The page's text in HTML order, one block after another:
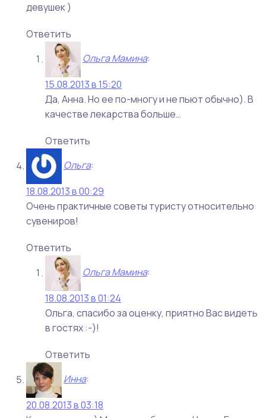
девушек )
Ответить
Ольга Мамина:
15.08.2013 в 15:20
Да, Анна. Но ее по-многу и не пьют обычно). В
качестве лекарства больше…
Ответить
Ольга:
18.08.2013 в 00:29
Очень практичные советы туристу относительно
сувениров!
Ответить
Ольга Мамина:
18.08.2013 в 01:24
Ольга, спасибо за оценку, приятно Вас видеть
в гостях :-)!
Ответить
Инна:
20.08.2013 в 03:18